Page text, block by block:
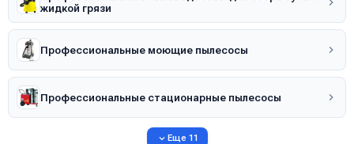
жидкой грязи
Профессиональные моющие пылесосы
Профессиональные стационарные пылесосы
Еще 11